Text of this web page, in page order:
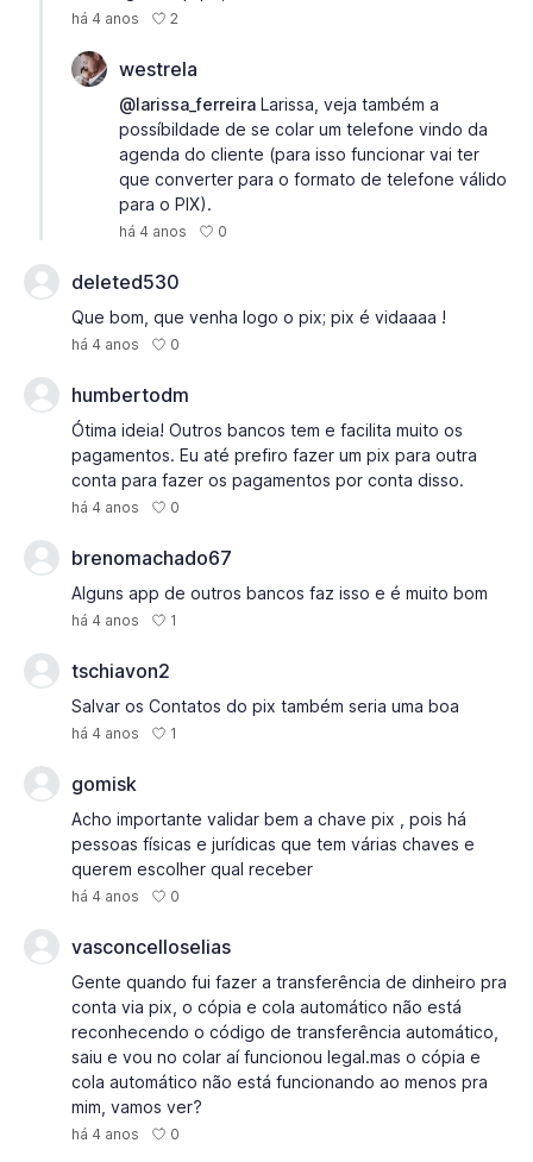
há 4 anos 2
westrela
@larissa_ferreira Larissa, veja também a
possíbildade de se colar um telefone vindo da
agenda do cliente (para isso funcionar vai ter
que converter para o formato de telefone válido
para o PIX).
há 4 anos 0
deleted530
Que bom, que venha logo o pix; pix é vidaaaa !
há 4 anos 0
humbertodm
Ótima ideia! Outros bancos tem e facilita muito os
pagamentos. Eu até prefiro fazer um pix para outra
conta para fazer os pagamentos por conta disso.
há 4 anos 0
brenomachado67
Alguns app de outros bancos faz isso e é muito bom
há 4 anos 1
tschiavon2
Salvar os Contatos do pix também seria uma boa
há 4 anos 1
gomisk
Acho importante validar bem a chave pix , pois há
pessoas físicas e jurídicas que tem várias chaves e
querem escolher qual receber
há 4 anos 0
vasconcelloselias
Gente quando fui fazer a transferência de dinheiro pra
conta via pix, o cópia e cola automático não está
reconhecendo o código de transferência automático,
saiu e vou no colar aí funcionou legal.mas o cópia e
cola automático não está funcionando ao menos pra
mim, vamos ver?
há 4 anos 0